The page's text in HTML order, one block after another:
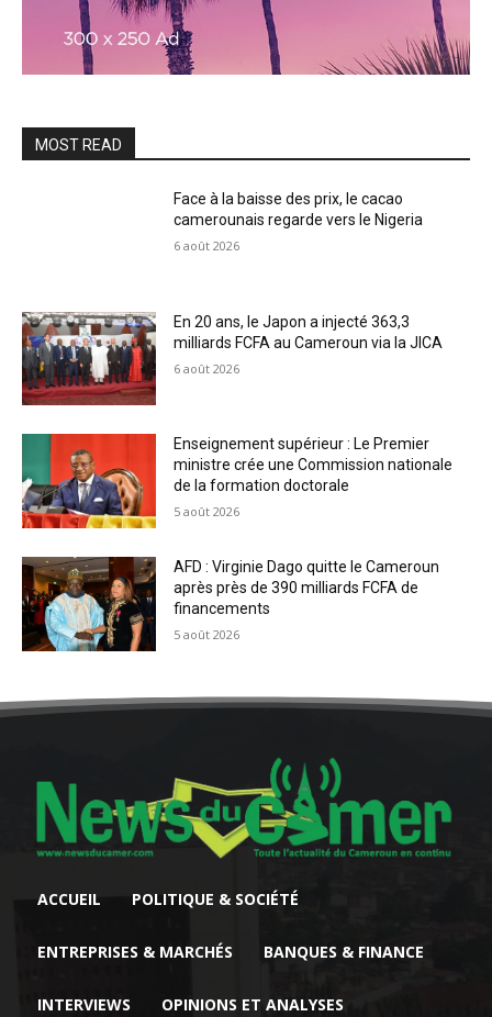
MOST READ
Face à la baisse des prix, le cacao
camerounais regarde vers le Nigeria
6 août 2026
En 20 ans, le Japon a injecté 363,3
milliards FCFA au Cameroun via la JICA
6 août 2026
Enseignement supérieur : Le Premier
ministre crée une Commission nationale
de la formation doctorale
5 août 2026
AFD : Virginie Dago quitte le Cameroun
après près de 390 milliards FCFA de
financements
5 août 2026
ACCUEIL POLITIQUE & SOCIÉTÉ
ENTREPRISES & MARCHÉS BANQUES & FINANCE
INTERVIEWS OPINIONS ET ANALYSES